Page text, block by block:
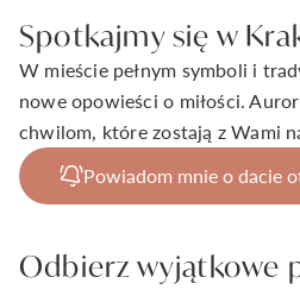
Salon Auroria Arkadia
Salon Auroria Bonarka
Salon Auroria Galeria Forum
Salon Auroria Posnania
Salon Auroria Silesia City Center
Salon Auroria we Wrocławiu
Darmowa korekta rozmiaru
Darmowy zwrot
Darmowa dostawa
Płatność ratalna
Usługi dodatkowe
Darmowa korekta rozmiaru
Darmowy zwrot
Poznaj nas lepiej
Studio projektowe
Jakość brylantów Auroria
Spotkajmy się w
W mieście pełnym symboli i
nowe opowieści o miłości.
chwilom, które zostają z Wami
Powiadom mnie o dacie
Odbierz wyjątkowe